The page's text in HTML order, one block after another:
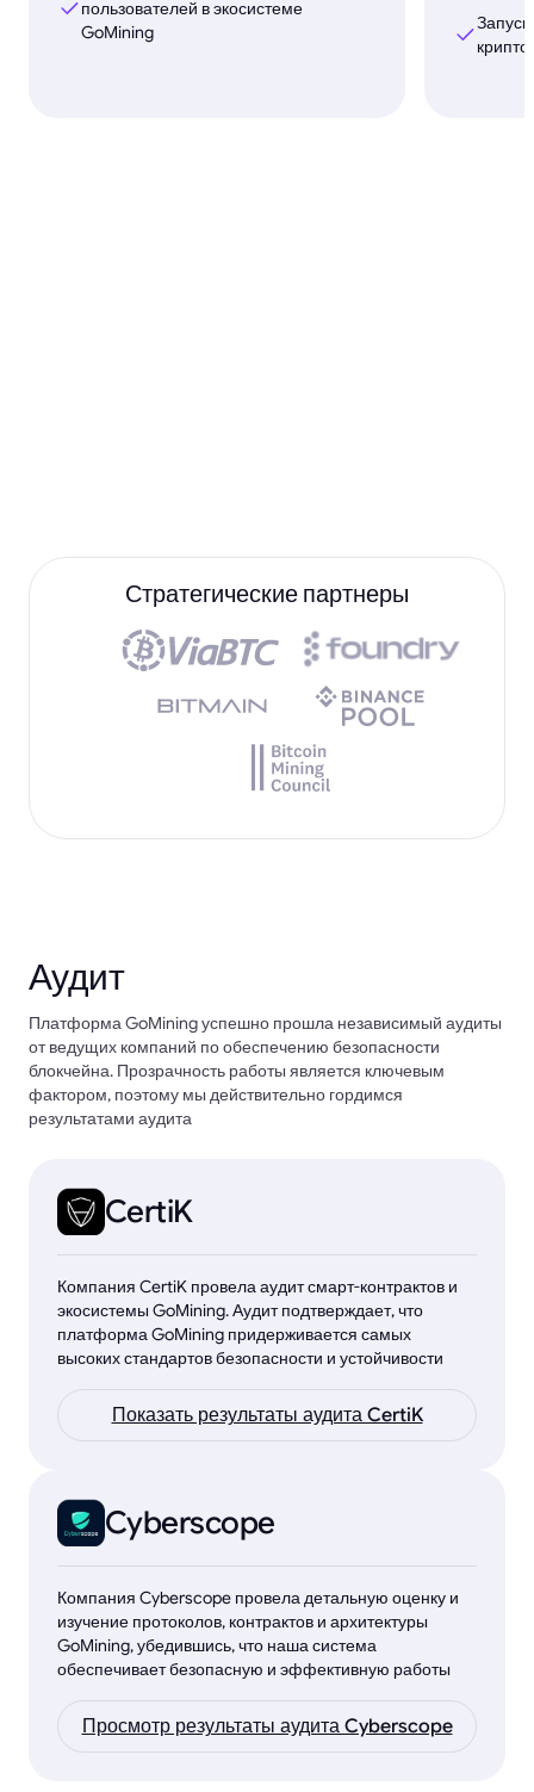
пользователей в экосистеме
GoMining
Стратегические партнеры
Аудит
Платформа GoMining успешно прошла независимый аудиты
от ведущих компаний по обеспечению безопасности
блокчейна. Прозрачность работы является ключевым
фактором, поэтому мы действительно гордимся
результатами аудита
CertiK
Компания CertiK провела аудит смарт-контрактов и
экосистемы GoMining. Аудит подтверждает, что
платформа GoMining придерживается самых
высоких стандартов безопасности и устойчивости
Показать результаты аудита CertiK
Cyberscope
Компания Cyberscope провела детальную оценку и
изучение протоколов, контрактов и архитектуры
GoMining, убедившись, что наша система
обеспечивает безопасную и эффективную работы
Просмотр результаты аудита Cyberscope